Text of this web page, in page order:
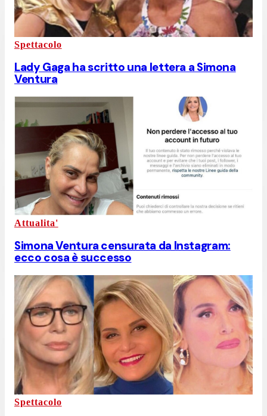
Spettacolo
Lady Gaga ha scritto una lettera a Simona
Ventura
Attualita'
Simona Ventura censurata da Instagram:
ecco cosa è successo
Spettacolo